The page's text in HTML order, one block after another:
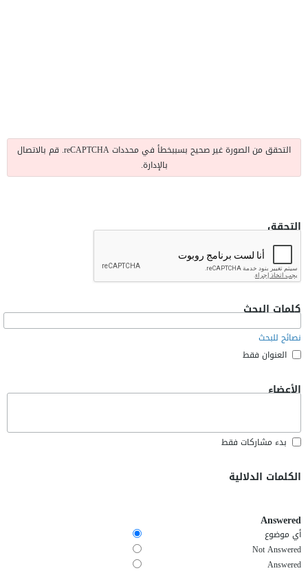
التحقق من الصورة غير صحيح بسببخطأ في محددات reCAPTCHA. قم بالاتصال
بالإدارة.
التحقق
كلمات البحث
نصائح للبحث
العنوان فقط
الأعضاء
بدء مشاركات فقط
الكلمات الدلالية
Answered
أي موضوع
Not Answered
Answered